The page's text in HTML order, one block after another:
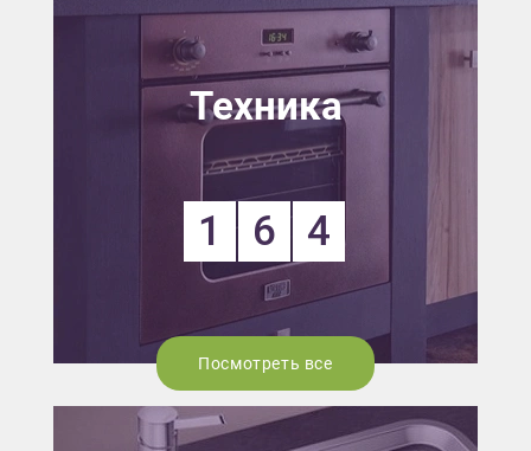
Техника
1 6 4
Посмотреть все